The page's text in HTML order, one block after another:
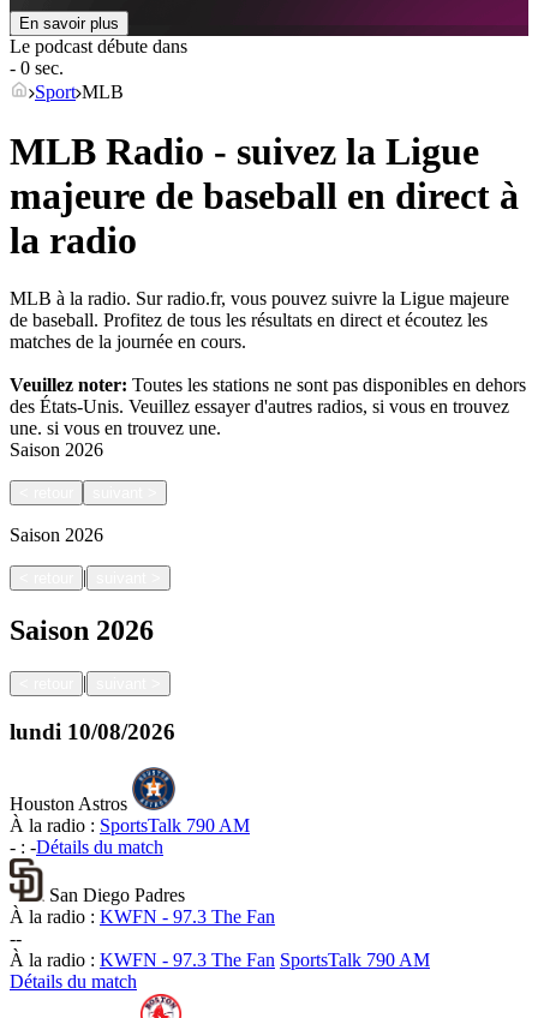
En savoir plus
Le podcast débute dans
- 0 sec.
Sport MLB
MLB Radio - suivez la Ligue
majeure de baseball en direct à
la radio
MLB à la radio. Sur radio.fr, vous pouvez suivre la Ligue majeure
de baseball. Profitez de tous les résultats en direct et écoutez les
matches de la journée en cours.
Veuillez noter: Toutes les stations ne sont pas disponibles en dehors
des États-Unis. Veuillez essayer d'autres radios, si vous en trouvez
une. si vous en trouvez une.
Saison 2026
Saison 2026
|
Saison 2026
|
lundi 10/08/2026
Houston Astros
À la radio : SportsTalk 790 AM
- : -Détails du match
San Diego Padres
À la radio : KWFN - 97.3 The Fan
--
À la radio : KWFN - 97.3 The Fan SportsTalk 790 AM
Détails du match